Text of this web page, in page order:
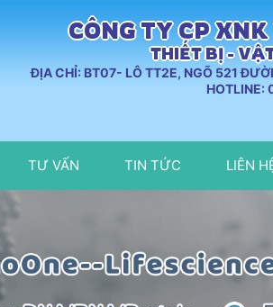
CÔNG TY CP
THIẾT BỊ -
ĐỊA CHỈ: BT07- LÔ TT2E, NGÕ 521
HOTLINE:
TƯ VẤN TIN TỨC LIÊN